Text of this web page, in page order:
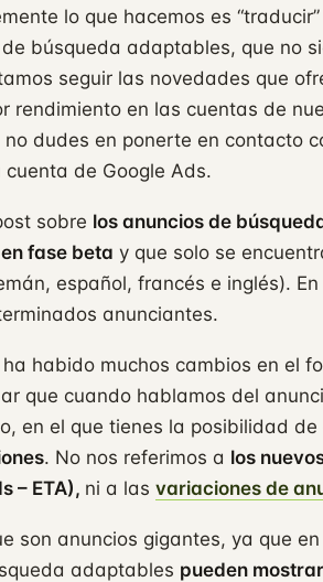
lo que hacemos es
búsqueda adaptables, que no
seguir las novedades que
rendimiento en las cuentas de
dudes en ponerte en contacto
de Google Ads.
sobre los anuncios de
fase beta y que solo se
español, francés e inglés).
anunciantes.
habido muchos cambios en el
que cuando hablamos del
en el que tienes la posibilidad de
. No nos referimos a los
– ETA), ni a las variaciones de
son anuncios gigantes, ya que
adaptables pueden